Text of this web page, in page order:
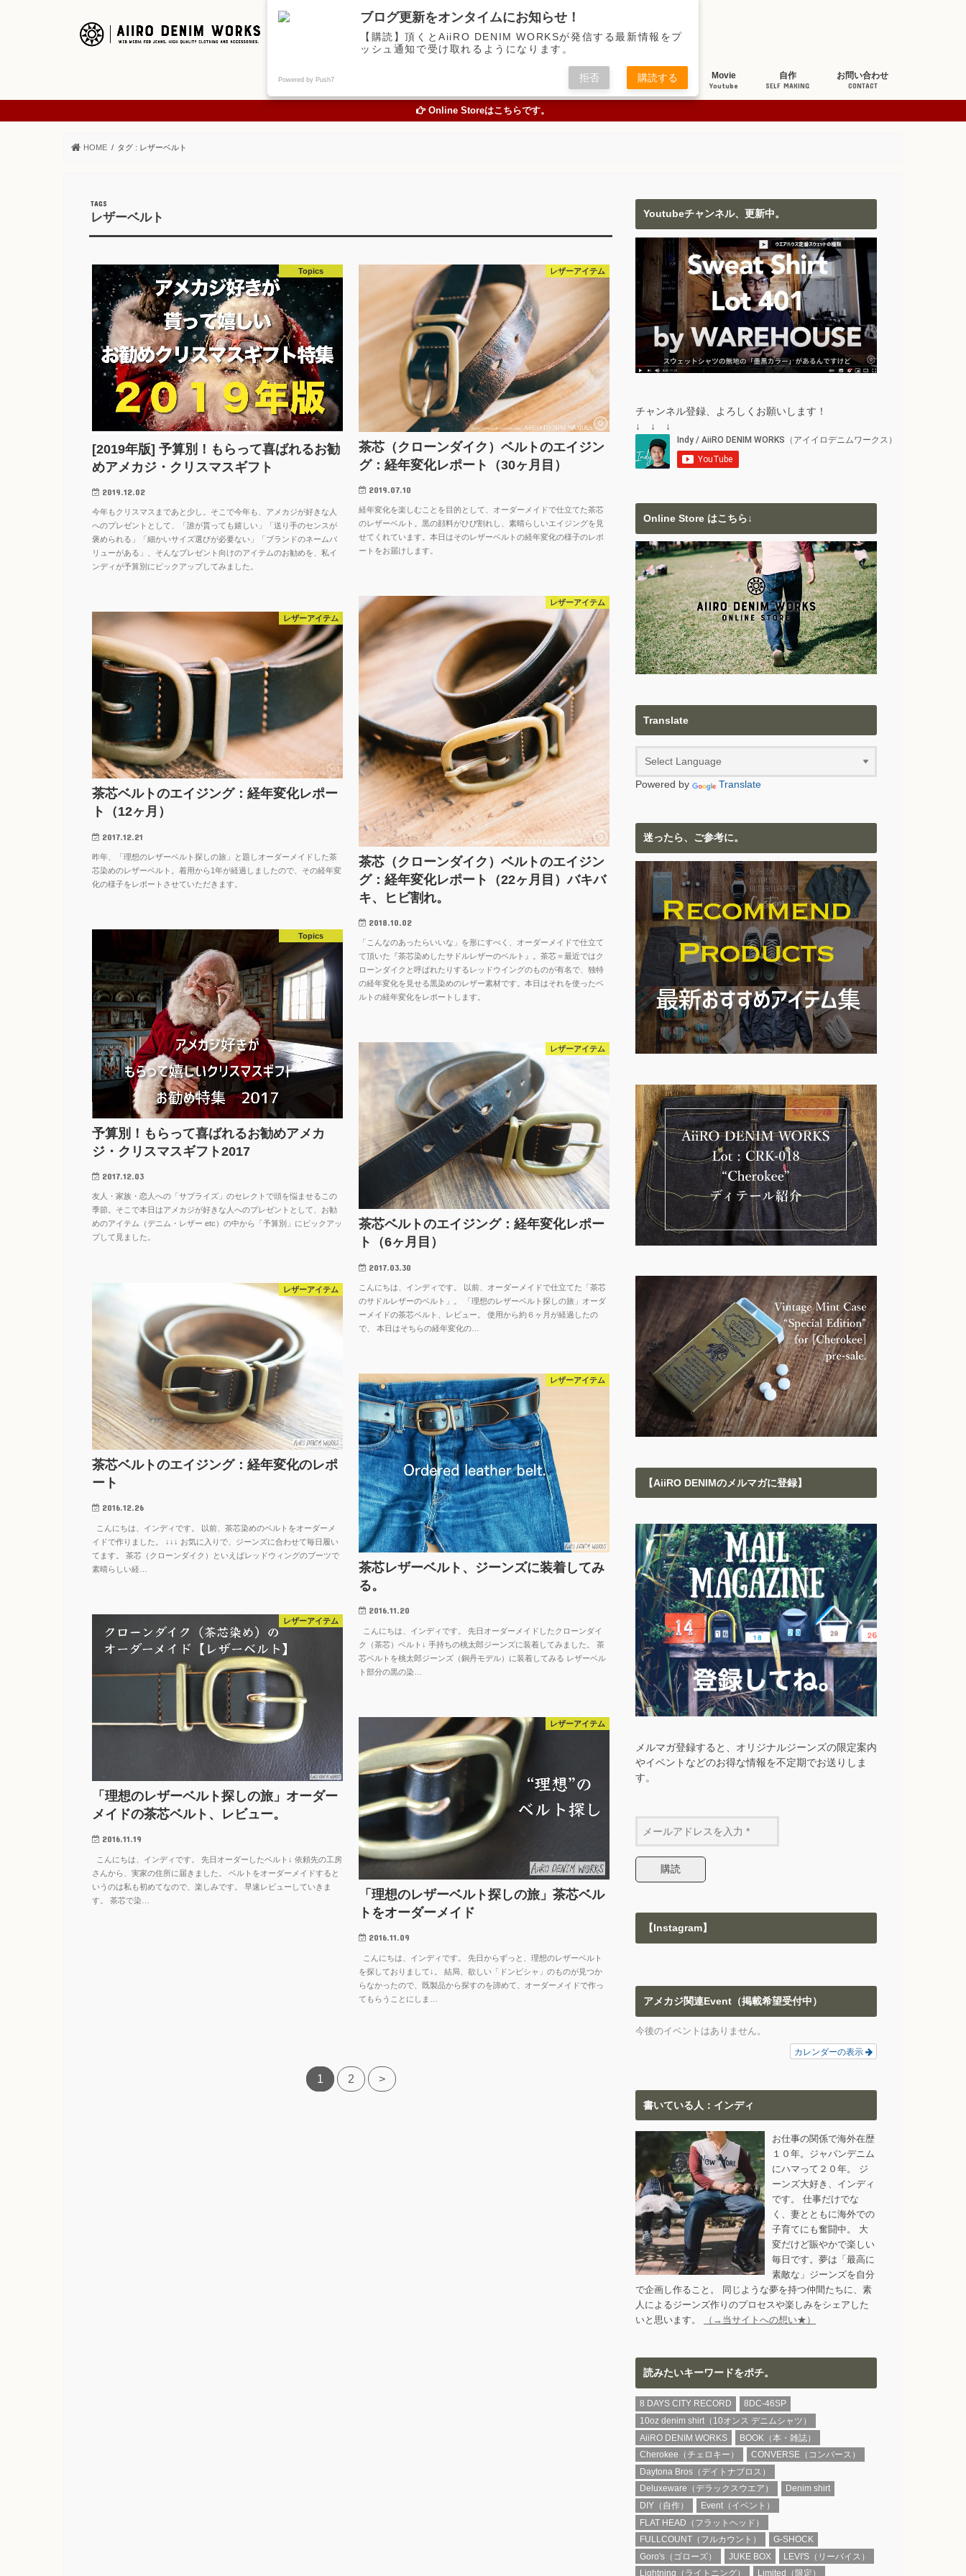
ご挨拶 お買い物
ONLINE STORE
色落ち研究
STUDY ABOUT JEANS
Movie
Youtube
自作
SELF MAKING
お問い合わせ
CONTACT
Online Storeはこちらです。
HOME タグ : レザーベルト
レザーベルト
Topics
[2019年版] 予算別！もらって喜ばれるお勧
めアメカジ・クリスマスギフト
2019.12.02
今年もクリスマスまであと少し。そこで今年も、アメカジが好きな人
へのプレゼントとして、「誰が貰っても嬉しい」「送り手のセンスが
褒められる」「細かいサイズ選びが必要ない」「ブランドのネームバ
リューがある」、そんなプレゼント向けのアイテムのお勧めを、私イ
ンディが予算別にピックアップしてみました。
レザーアイテム
茶芯（クローンダイク）ベルトのエイジン
グ：経年変化レポート（30ヶ月目）
2019.07.10
経年変化を楽しむことを目的として、オーダーメイドで仕立てた茶芯
のレザーベルト。黒の顔料がひび割れし、素晴らしいエイジングを見
せてくれています。本日はそのレザーベルトの経年変化の様子のレポ
ートをお届けします。
レザーアイテム
茶芯（クローンダイク）ベルトのエイジン
グ：経年変化レポート（22ヶ月目）バキバ
キ、ヒビ割れ。
2018.10.02
「こんなのあったらいいな」を形にすべく、オーダーメイドで仕立て
て頂いた『茶芯染めしたサドルレザーのベルト』。茶芯＝最近ではク
ローンダイクと呼ばれたりするレッドウイングのものが有名で、独特
の経年変化を見せる黒染めのレザー素材です。本日はそれを使ったベ
ルトの経年変化をレポートします。
レザーアイテム
茶芯ベルトのエイジング：経年変化レポー
ト（12ヶ月）
2017.12.21
昨年、「理想のレザーベルト探しの旅」と題しオーダーメイドした茶
芯染めのレザーベルト。着用から1年が経過しましたので、その経年変
化の様子をレポートさせていただきます。
Topics
予算別！もらって喜ばれるお勧めアメカ
ジ・クリスマスギフト2017
2017.12.03
友人・家族・恋人への「サプライズ」のセレクトで頭を悩ませるこの
季節。そこで本日はアメカジが好きな人へのプレゼントとして、お勧
めのアイテム（デニム・レザー etc）の中から「予算別」にピックアッ
プして見ました。
レザーアイテム
茶芯ベルトのエイジング：経年変化レポー
ト（6ヶ月目）
2017.03.30
こんにちは、インディです。 以前、オーダーメイドで仕立てた「茶芯
のサドルレザーのベルト」。 「理想のレザーベルト探しの旅」オーダ
ーメイドの茶芯ベルト、レビュー。 使用から約６ヶ月が経過したの
で、 本日はそちらの経年変化の…
レザーアイテム
茶芯ベルトのエイジング：経年変化のレポ
ート
2016.12.26
こんにちは、インディです。 以前、茶芯染めのベルトをオーダーメ
イドで作りました。 ↓↓↓ お気に入りで、ジーンズに合わせて毎日履い
てます。 茶芯（クローンダイク）といえばレッドウィングのブーツで
素晴らしい経…
レザーアイテム
茶芯レザーベルト、ジーンズに装着してみ
る。
2016.11.20
こんにちは、インディです。 先日オーダーメイドしたクローンダイ
ク（茶芯）ベルト↓ 手持ちの桃太郎ジーンズに装着してみました。 茶
芯ベルトを桃太郎ジーンズ（銅丹モデル）に装着してみる レザーベル
ト部分の黒の染…
レザーアイテム
「理想のレザーベルト探しの旅」オーダー
メイドの茶芯ベルト、レビュー。
2016.11.19
こんにちは、インディです。 先日オーダーしたベルト↓ 依頼先の工房
さんから、実家の住所に届きました。 ベルトをオーダーメイドすると
いうのは私も初めてなので、楽しみです。 早速レビューしていきま
す。 茶芯で染…
レザーアイテム
「理想のレザーベルト探しの旅」茶芯ベル
トをオーダーメイド
2016.11.09
こんにちは、インディです。 先日からずっと、理想のレザーベルト
を探しておりまして↓。 結局、欲しい「ドンピシャ」のものが見つか
らなかったので、既製品から探すのを諦めて、オーダーメイドで作っ
てもらうことにしま…
1 2 >
Youtubeチャンネル、更新中。
チャンネル登録、よろしくお願いします！
↓ ↓ ↓
Online Store はこちら↓
Translate
Powered by Translate
迷ったら、ご参考に。
【AiiRO DENIMのメルマガに登録】
メルマガ登録すると、オリジナルジーンズの限定案内
やイベントなどのお得な情報を不定期でお送りしま
す。
【Instagram】
アメカジ関連Event（掲載希望受付中）
今後のイベントはありません。
カレンダーの表示
書いている人：インディ
お仕事の関係で海外在歴
１０年。ジャパンデニム
にハマって２０年。 ジ
ーンズ大好き、インディ
です。 仕事だけでな
く、妻とともに海外での
子育てにも奮闘中。 大
変だけど賑やかで楽しい
毎日です。夢は「最高に
素敵な」ジーンズを自分
で企画し作ること。 同じような夢を持つ仲間たちに、素
人によるジーンズ作りのプロセスや楽しみをシェアした
いと思います。
（→当サイトへの想い★）
読みたいキーワードをポチ。
8 DAYS CITY RECORD
8DC-46SP
10oz denim shirt（10オンス デニムシャツ）
AiiRO DENIM WORKS
BOOK（本・雑誌）
Cherokee（チェロキー）
CONVERSE（コンバース）
Daytona Bros（デイトナブロス）
Deluxeware（デラックスウエア）
Denim shirt
DIY（自作）
Event（イベント）
FLAT HEAD（フラットヘッド）
FULLCOUNT（フルカウント）
G-SHOCK
Goro's（ゴローズ）
JUKE BOX
LEVI'S（リーバイス）
Lightning（ライトニング）
Limited（限定）
ブログ更新をオンタイムにお知らせ！
【購読】頂くとAiiRO DENIM WORKSが発信する最新情報をプ
ッシュ通知で受け取れるようになります。
Powered by Push7 拒否 購読する